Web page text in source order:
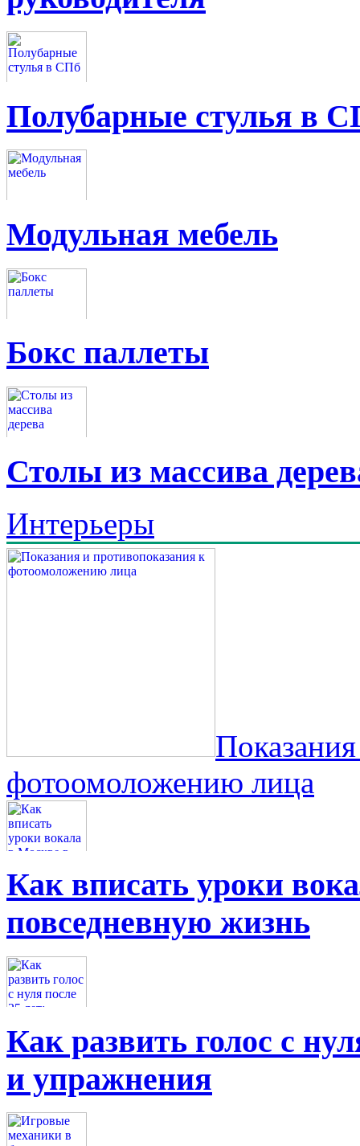
Полубарные стулья в
Модульная мебель
Бокс паллеты
Столы из массива
Интерьеры
фотоомоложению лица
Как вписать уроки
повседневную жизнь
Как развить голос с
и упражнения